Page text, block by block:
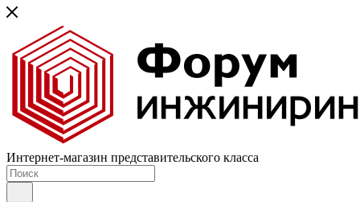
Интернет-магазин представительского класса